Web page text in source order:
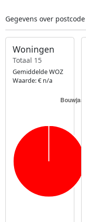
Gegevens over postcode
Woningen
Totaal 15
Gemiddelde WOZ
Waarde: € n/a